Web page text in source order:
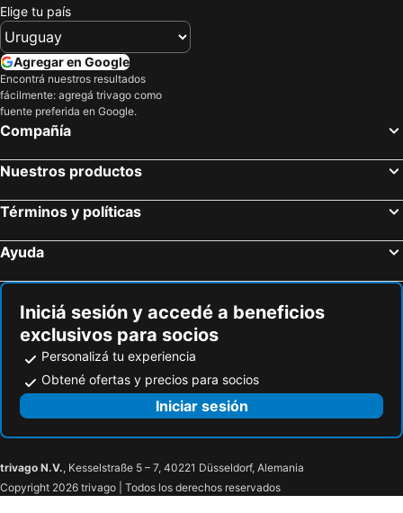
Elige tu país
Agregar en Google
Encontrá nuestros resultados
fácilmente: agregá trivago como
fuente preferida en Google.
Compañía
Nuestros productos
Términos y políticas
Ayuda
Iniciá sesión y accedé a beneficios
exclusivos para socios
Personalizá tu experiencia
Obtené ofertas y precios para socios
Iniciar sesión
trivago N.V., Kesselstraße 5 – 7, 40221 Düsseldorf, Alemania
Copyright 2026 trivago | Todos los derechos reservados